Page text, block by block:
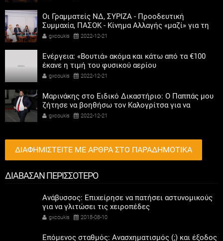
Οι Γραμματείς ΝΔ, ΣΥΡΙΖΑ - Προοδευτική
Συμμαχία, ΠΑΣΟΚ - Κίνημα Αλλαγής «μαζί» για τη
συμμετοχή των γυναικών στην πολιτική
gxcoukis 2022-12-21
Ενέργεια: «Βουτιά» ακόμα και κάτω από τα €100
έκανε η τιμή του φυσικού αερίου
gxcoukis 2022-12-21
Μαρινάκης στο Ειδικό Δικαστήριο: Ο Παππάς μου
ζήτησε να βοηθήσω τον Καλογρίτσα για να
αποκτήσει σταθμό ο ΣΥΡΙΖΑ
gxcoukis 2022-12-21
ΔΙΑΦΗΜΙΣΤΕΙΤΕ ΜΕ ΑΡΘΡΑ ΣΤΟ ΠΑΡΑΔΗΜΟΤΙΚΑ
ΔΙΑΒΑΣΑΝ ΠΕΡΙΣΣΟΤΕΡΟ
Ανάβυσσος: Επιχείρησε να πατήσει αστυνομικούς
για να γλιτώσει τις χειροπέδες
gxcoukis 2018-08-10
Επόμενος σταθμός: Ανασχηματισμός (;) και έξοδος